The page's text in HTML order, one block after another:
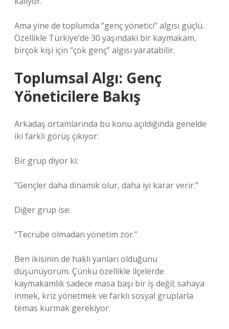
Ama yine de toplumda “genç yönetici” algısı güçlü.
Özellikle Türkiye’de 30 yaşındaki bir kaymakam,
birçok kişi için “çok genç” algısı yaratabilir.
Toplumsal Algı: Genç
Yöneticilere Bakış
Arkadaş ortamlarında bu konu açıldığında genelde
iki farklı görüş çıkıyor:
Bir grup diyor ki:
“Gençler daha dinamik olur, daha iyi karar verir.”
Diğer grup ise:
“Tecrübe olmadan yönetim zor.”
Ben ikisinin de haklı yanları olduğunu
düşünüyorum. Çünkü özellikle ilçelerde
kaymakamlık sadece masa başı bir iş değil; sahaya
inmek, kriz yönetmek ve farklı sosyal gruplarla
temas kurmak gerekiyor.